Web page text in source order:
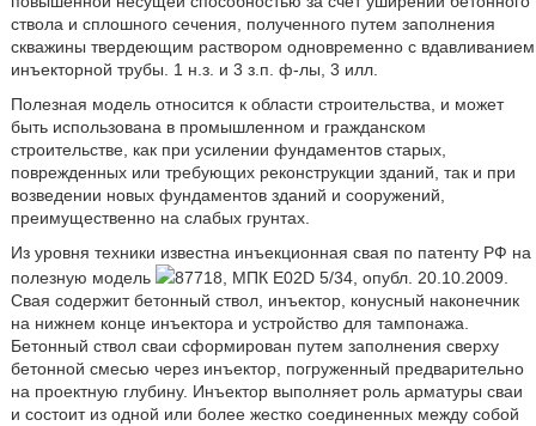
ствола и сплошного сечения, полученного путем заполнения
скважины твердеющим раствором одновременно с вдавливанием
инъекторной трубы. 1 н.з. и 3 з.п. ф-лы, 3 илл.
Полезная модель относится к области строительства, и может
быть использована в промышленном и гражданском
строительстве, как при усилении фундаментов старых,
поврежденных или требующих реконструкции зданий, так и при
возведении новых фундаментов зданий и сооружений,
преимущественно на слабых грунтах.
Из уровня техники известна инъекционная свая по патенту РФ на
полезную модель
87718, МПК E02D 5/34, опубл. 20.10.2009.
Свая содержит бетонный ствол, инъектор, конусный наконечник
на нижнем конце инъектора и устройство для тампонажа.
Бетонный ствол сваи сформирован путем заполнения сверху
бетонной смесью через инъектор, погруженный предварительно
на проектную глубину. Инъектор выполняет роль арматуры сваи
и состоит из одной или более жестко соединенных между собой